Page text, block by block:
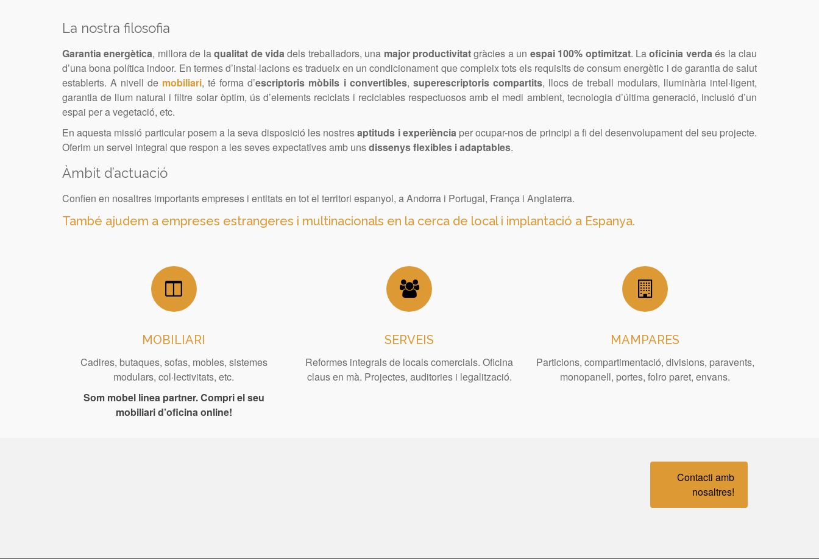
La nostra filosofia
Garantia energètica, millora de laqualitat de vidadels treballadors, una major productivitatgràcies a un espai 100% optimitzat. Laoficinia verdaés la clau
d’una bona política indoor. En termes d’instal·lacions es tradueix en un condicionament que compleix tots els requisits de consum energètic i de garantia de salut
establerts. A nivell de mobiliari, té forma d’escriptoris mòbils i convertibles, superescriptoris compartits, llocs de treball modulars, lluminària intel·ligent,
garantia de llum natural i filtre solar òptim, ús d’elements reciclats i reciclables respectuosos amb el medi ambient, tecnologia d’última generació, inclusió d’un
espai per a vegetació, etc.
En aquesta missió particular posem a la seva disposició les nostresaptituds i experiènciaper ocupar-nos de principi a fi del desenvolupament del seu projecte.
Oferim un servei integral que respon a les seves expectatives amb unsdissenys flexibles i adaptables.
Àmbit d’actuació
Confien en nosaltres importants empreses i entitats en tot el territori espanyol, a Andorra i Portugal, França i Anglaterra.
També ajudem a empreses estrangeres i multinacionals en la cerca de local i implantació a Espanya.
MOBILIARI
Cadires, butaques, sofas, mobles, sistemes
modulars, col·lectivitats, etc.
Som mobel linea partner. Compri el seu
mobiliari d’oficina online!
SERVEIS
Reformes integrals de locals comercials. Oficina
claus en mà. Projectes, auditories i legalització.
MAMPARES
Particions, compartimentació, divisions, paravents,
monopanell, portes, folro paret, envans.
Contacti amb
nosaltres!